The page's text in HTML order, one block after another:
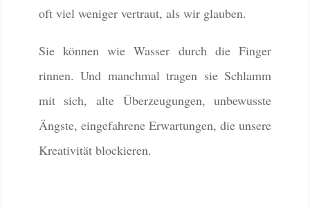
oft viel weniger vertraut, als wir glauben.
Sie können wie Wasser durch die Finger
rinnen. Und manchmal tragen sie Schlamm
mit sich, alte Überzeugungen, unbewusste
Ängste, eingefahrene Erwartungen, die unsere
Kreativität blockieren.